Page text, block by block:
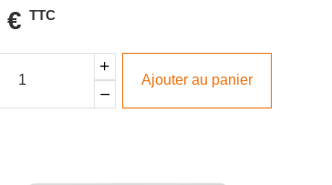
€ TTC
Ajouter au panier